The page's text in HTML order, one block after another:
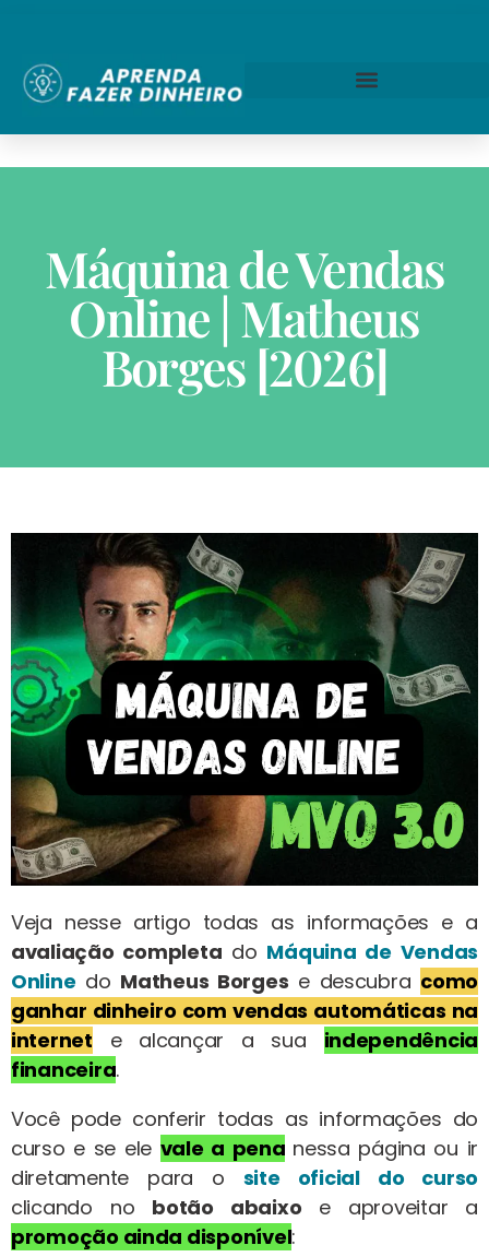
Máquina de Vendas
Online | Matheus
Borges [2026]
Veja nesse artigo todas as informações e a
avaliação completa do Máquina de Vendas
Online do Matheus Borges e descubra como
ganhar dinheiro com vendas automáticas na
internet e alcançar a sua independência
financeira.
Você pode conferir todas as informações do
curso e se ele vale a pena nessa página ou ir
diretamente para o site oficial do curso
clicando no botão abaixo e aproveitar a
promoção ainda disponível: